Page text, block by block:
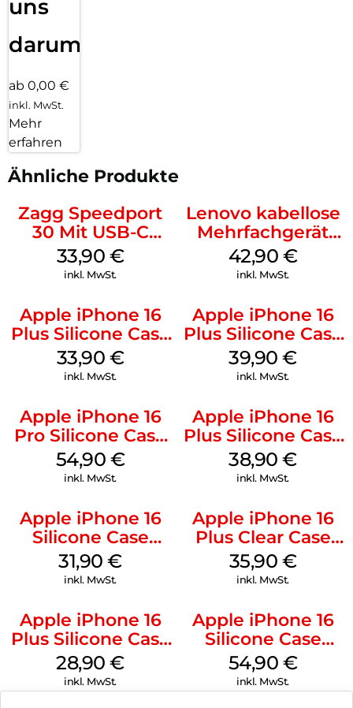
uns
darum!
ab 0,00 €
inkl. MwSt.
Mehr
erfahren
Ähnliche Produkte
Zagg Speedport
30 Mit USB-C
Kabel Weiß
33,90 €
inkl. MwSt.
Lenovo kabellose
Mehrfachgerät
Luna Grey
42,90 €
inkl. MwSt.
Apple iPhone 16
Plus Silicone Case
MagSafe Lake
Green
33,90 €
inkl. MwSt.
Apple iPhone 16
Plus Silicone Case
MagSafe Plum
39,90€
inkl. MwSt.
Apple iPhone 16
Pro Silicone Case
MagSafe Black
54,90 €
inkl. MwSt.
Apple iPhone 16
Plus Silicone Case
MagSafe Denim
38,90€
inkl. MwSt.
Apple iPhone 16
Silicone Case
MagSafe Fuchsia
31,90€
inkl. MwSt.
Apple iPhone 16
Plus Clear Case
MagSafe
Transparent
35,90 €
inkl. MwSt.
Apple iPhone 16
Plus Silicone Case
MagSafe Black
28,90€
inkl. MwSt.
Apple iPhone 16
Silicone Case
MagSafe Lake
Green
54,90 €
inkl. MwSt.